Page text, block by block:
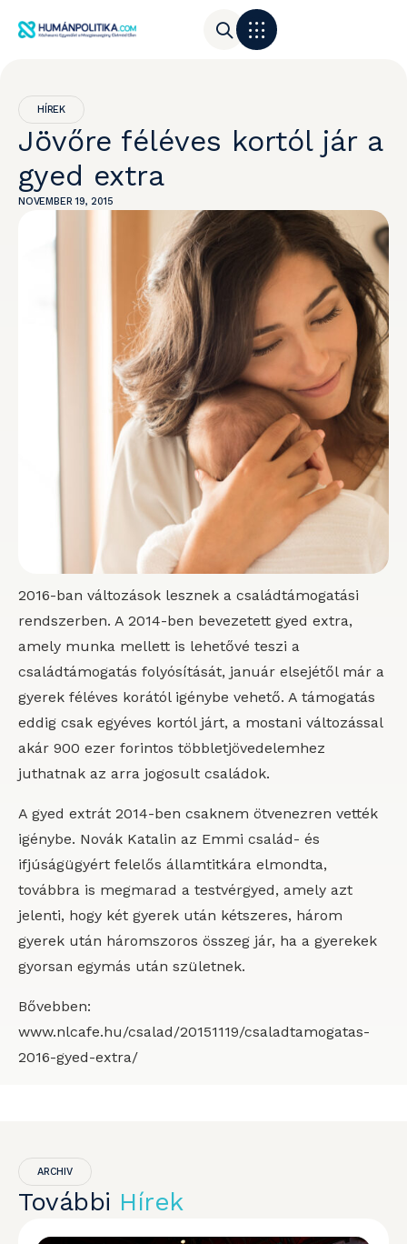
HÍREK
Jövőre féléves kortól jár a
gyed extra
NOVEMBER 19, 2015
2016-ban változások lesznek a családtámogatási
rendszerben. A 2014-ben bevezetett gyed extra,
amely munka mellett is lehetővé teszi a
családtámogatás folyósítását, január elsejétől már a
gyerek féléves korától igénybe vehető. A támogatás
eddig csak egyéves kortól járt, a mostani változással
akár 900 ezer forintos többletjövedelemhez
juthatnak az arra jogosult családok.
A gyed extrát 2014-ben csaknem ötvenezren vették
igénybe. Novák Katalin az Emmi család- és
ifjúságügyért felelős államtitkára elmondta,
továbbra is megmarad a testvérgyed, amely azt
jelenti, hogy két gyerek után kétszeres, három
gyerek után háromszoros összeg jár, ha a gyerekek
gyorsan egymás után születnek.
Bővebben:
www.nlcafe.hu/csalad/20151119/csaladtamogatas-
2016-gyed-extra/
ARCHIV
További Hírek